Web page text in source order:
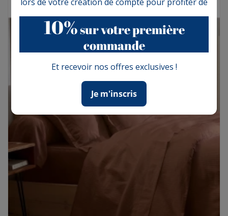
10%sur votre première
commande
Et recevoir nos offres exclusives !
Je m'inscris